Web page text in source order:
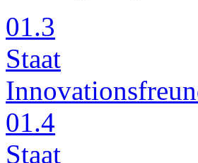
01.3
Staat
01.4
Staat